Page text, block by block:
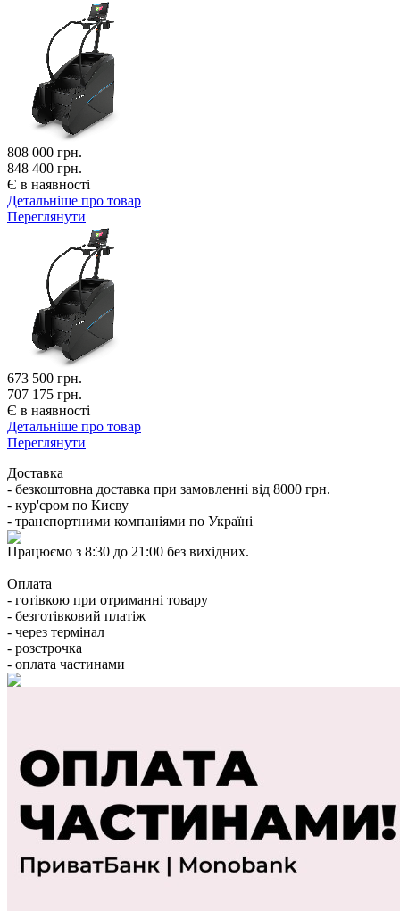
808 000 грн.
848 400 грн.
Є в наявності
Детальніше про товар
Переглянути
673 500 грн.
707 175 грн.
Є в наявності
Детальніше про товар
Переглянути
Доставка
- безкоштовна доставка при замовленні від 8000 грн.
- кур'єром по Києву
- транспортними компаніями по Україні
Працюємо з 8:30 до 21:00 без вихідних.
Оплата
- готівкою при отриманні товару
- безготівковий платіж
- через термінал
- розстрочка
- оплата частинами